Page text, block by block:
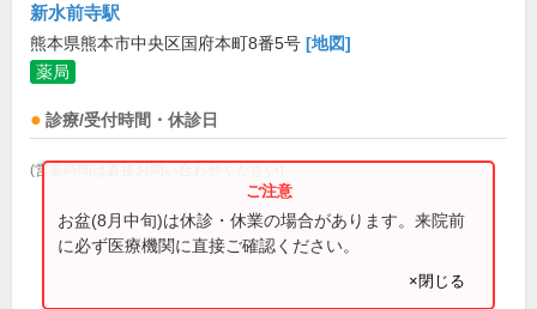
新水前寺駅
熊本県熊本市中央区国府本町8番5号 [地図]
薬局
診療/受付時間・休診日
(営業時間は直接お問い合わせください)
お盆(8月中旬)は休診・休業の場合があります。来院前
に必ず医療機関に直接ご確認ください。
×閉じる